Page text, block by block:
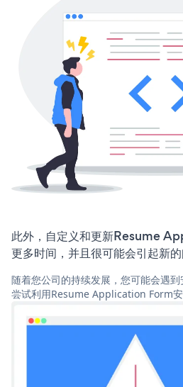
此外，自定义和更新Resume
更多时间，并且很可能会引起新的
随着您公司的持续发展，您可能会遇
尝试利用Resume Application Form安